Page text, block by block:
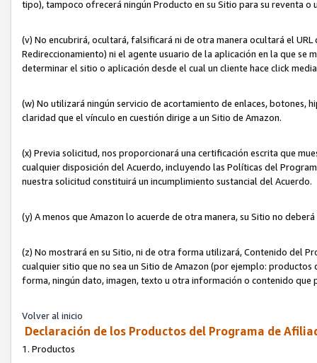
tipo), tampoco ofrecerá ningún Producto en su Sitio para su reventa o
(v) No encubrirá, ocultará, falsificará ni de otra manera ocultará el
Redireccionamiento) ni el agente usuario de la aplicación en la que
determinar el sitio o aplicación desde el cual un cliente hace click
(w) No utilizará ningún servicio de acortamiento de enlaces, botones,
claridad que el vínculo en cuestión dirige a un Sitio de Amazon.
(x) Previa solicitud, nos proporcionará una certificación escrita que
cualquier disposición del Acuerdo, incluyendo las Políticas del
nuestra solicitud constituirá un incumplimiento sustancial del Acuerdo.
(y) A menos que Amazon lo acuerde de otra manera, su Sitio no
(z) No mostrará en su Sitio, ni de otra forma utilizará, Contenido del
cualquier sitio que no sea un Sitio de Amazon (por ejemplo:
forma, ningún dato, imagen, texto u otra información o contenido
Volver al inicio
Declaración de los Productos del Programa de
1. Productos